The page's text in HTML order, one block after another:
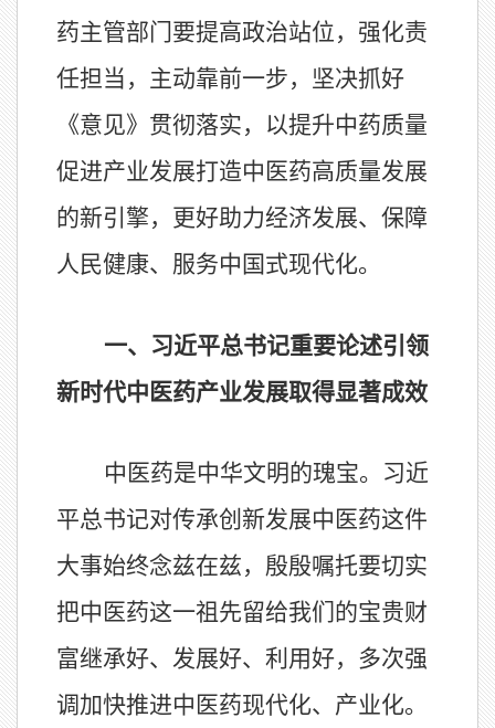
药主管部门要提高政治站位，强化责
任担当，主动靠前一步，坚决抓好
《意见》贯彻落实，以提升中药质量
促进产业发展打造中医药高质量发展
的新引擎，更好助力经济发展、保障
人民健康、服务中国式现代化。
一、习近平总书记重要论述引领
新时代中医药产业发展取得显著成效
中医药是中华文明的瑰宝。习近
平总书记对传承创新发展中医药这件
大事始终念兹在兹，殷殷嘱托要切实
把中医药这一祖先留给我们的宝贵财
富继承好、发展好、利用好，多次强
调加快推进中医药现代化、产业化。